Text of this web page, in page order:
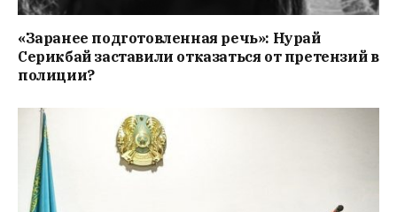
«Заранее подготовленная речь»: Нурай
Серикбай заставили отказаться от претензий в
полиции?